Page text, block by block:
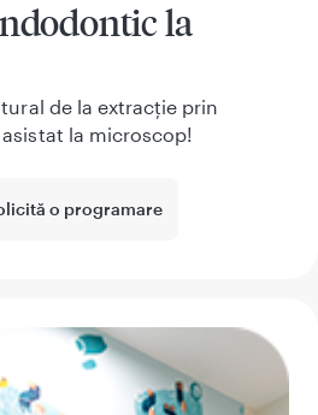
la
de la extracție prin
la microscop!
o programare